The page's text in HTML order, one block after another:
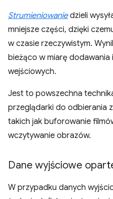
Strumieniowaniedzieli
mniejsze części, dzięki
w czasie rzeczywistym.
bieżąco w miarę
wejściowych.
Jest to powszechna
przeglądarki do odbierania
takich jak buforowanie
wczytywanie obrazów.
Dane wyjściowe
W przypadku danych